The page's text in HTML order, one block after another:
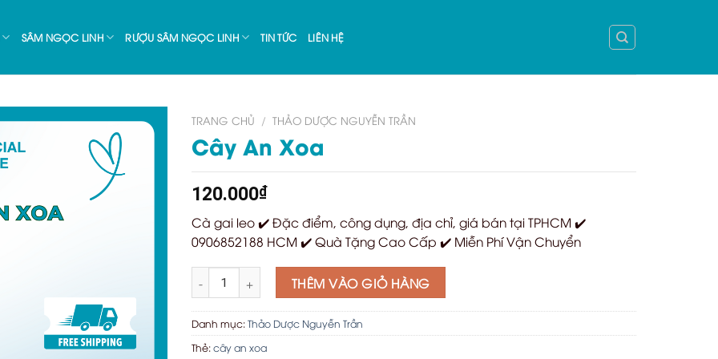
SÂM NGỌC LINH RƯỢU SÂM NGỌC LINH TIN TỨC LIÊN HỆ
TRANG CHỦ / THẢO DƯỢC NGUYỄN TRẦN
Cây An Xoa
120.000₫
Cà gai leo ✔️ Đặc điểm, công dụng, địa chỉ, giá bán tại TPHCM ✔️
0906852188 HCM ✔️ Quà Tặng Cao Cấp ✔️ Miễn Phí Vận Chuyển
Cây An Xoa số lượngTHÊM VÀO GIỎ HÀNG
Danh mục:Thảo Dược Nguyễn Trần
Thẻ:cây an xoa